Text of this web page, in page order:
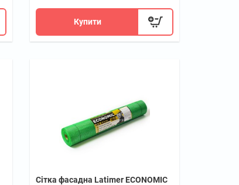
Купити
Сітка фасадна Latimer ECONOMIC